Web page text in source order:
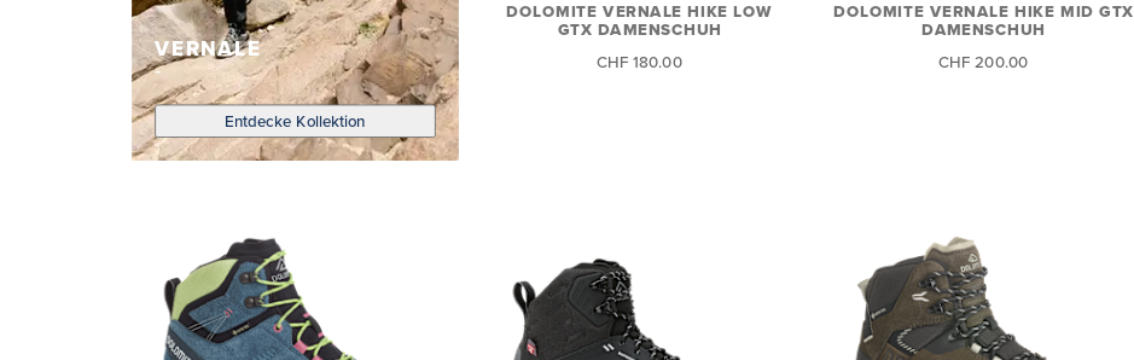
VERNALE
Entdecke Kollektion
DOLOMITE VERNALE HIKE LOW
GTX DAMENSCHUH
CHF 180.00
DOLOMITE VERNALE HIKE MID GTX
DAMENSCHUH
CHF 200.00